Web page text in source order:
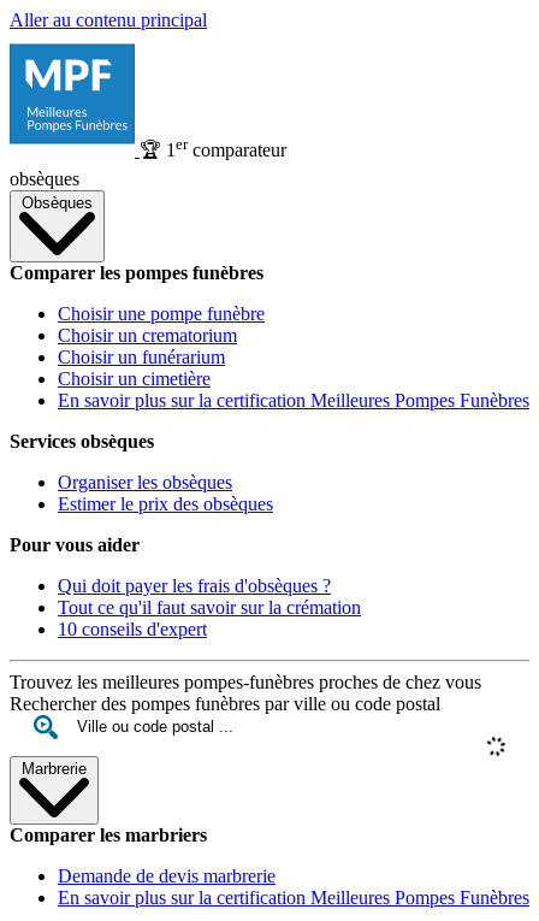
Aller au contenu principal
🏆 1 ercomparateur
obsèques
Obsèques
Comparer les pompes funèbres
Choisir une pompe funèbre
Choisir un crematorium
Choisir un funérarium
Choisir un cimetière
En savoir plus sur la certification Meilleures Pompes Funèbres
Services obsèques
Organiser les obsèques
Estimer le prix des obsèques
Pour vous aider
Qui doit payer les frais d'obsèques ?
Tout ce qu'il faut savoir sur la crémation
10 conseils d'expert
Trouvez les meilleures pompes-funèbres proches de chez vous
Rechercher des pompes funèbres par ville ou code postal
Marbrerie
Comparer les marbriers
Demande de devis marbrerie
En savoir plus sur la certification Meilleures Pompes Funèbres